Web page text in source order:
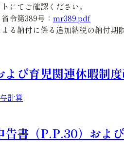
にてご確認ください。
令第389号 ： mr389.pdf
る納付に係る追加納税の納付期
よび育児関連休暇制
計算
告書（P.P.30）およ